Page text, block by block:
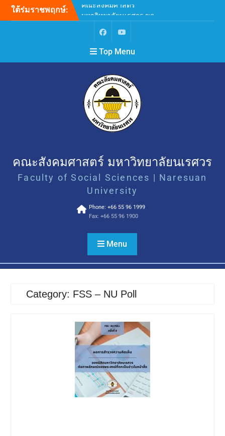
ใต้ร่มราชพฤกษ์:
ขยายระยะเวลาการรับสมัคร
บุคคลเพื่อสอบคัดเลือกบรรจุ
และแต่งตั้งเป็นพนักงาน
มหาวิทยาลัย ตำแหน่ง
อาจารย์ สังกัดภาควิชา
จิตวิทยา คณะสังคมศาสตร์
(ครั้งที่ 2)
ขอเชิญเข้าร่วมกิจกรรม “ลอง
สดับชายขอบขับขาน Let the
Margins Sing: Unheard
Words and Voices”
SAFE • EQUAL • INCLUSIVE
ศักดิ์ศรี ยอมรับความหลาก
หลาย ไม่เลือกปฏิบัติ และไม่
ใช้ความรุนแรง
คณะสังคมศาสตร์
แสดงความเสียใจอย่างสุดซึ้ง
เกิดขึ้น ณ โรงเรียน
เทพศิรินทร์ นนทบุรี
Top Menu
คณะสังคมศาสตร์ มหาวิทยาลัยนเรศวร
Faculty of Social Sciences | Naresuan
University
Phone: +66 55 96 1999
Fax: +66 55 96 1900
Menu
Category: FSS – NU Poll